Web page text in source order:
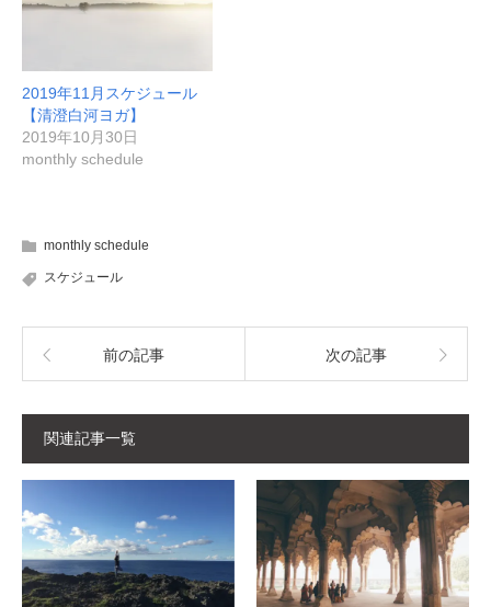
2019年11月スケジュール
【清澄白河ヨガ】
2019年10月30日
monthly schedule
monthly schedule
スケジュール
前の記事 次の記事
関連記事一覧